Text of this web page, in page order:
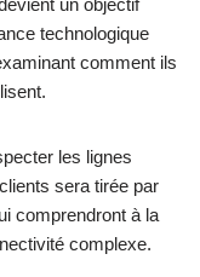
un objectif
technologique
comment ils
les lignes
sera tirée par
comprendront à la
complexe.